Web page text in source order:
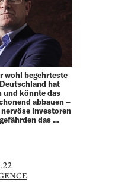
wohl begehrteste
hat
und könnte das
abbauen –
Investoren
das …